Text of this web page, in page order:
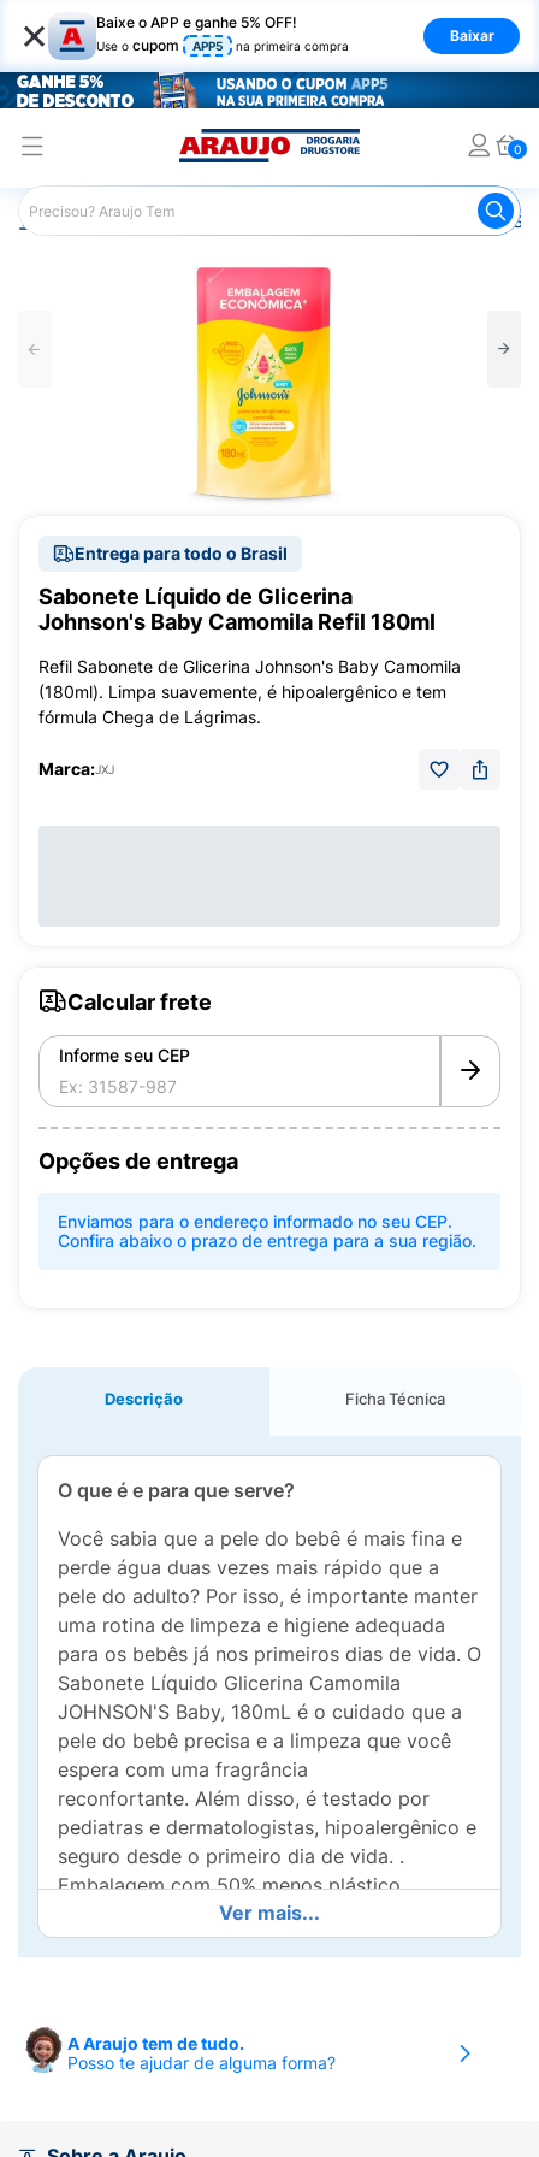
× Baixe o APP e ganhe 5% OFF!
Use o cupom APP5 na primeira compra
Baixar
0
Araujo Infantil Sabonete Infantil
Entrega para todo o Brasil
Sabonete Líquido de Glicerina
Johnson's Baby Camomila Refil 180ml
Refil Sabonete de Glicerina Johnson's Baby Camomila
(180ml). Limpa suavemente, é hipoalergênico e tem
fórmula Chega de Lágrimas.
Marca:JXJ
Calcular frete
Informe seu CEP
Opções de entrega
Enviamos para o endereço informado no seu CEP.
Confira abaixo o prazo de entrega para a sua região.
Descrição Ficha Técnica
O que é e para que serve?
Você sabia que a pele do bebê é mais fina e
perde água duas vezes mais rápido que a
pele do adulto? Por isso, é importante manter
uma rotina de limpeza e higiene adequada
para os bebês já nos primeiros dias de vida. O
Sabonete Líquido Glicerina Camomila
JOHNSON'S Baby, 180mL é o cuidado que a
pele do bebê precisa e a limpeza que você
espera com uma fragrância
reconfortante. Além disso, é testado por
pediatras e dermatologistas, hipoalergênico e
seguro desde o primeiro dia de vida. .
Embalagem com 50% menos plástico,
cuidando do seu bebê e do futuro do nosso
planeta!
Benefícios e diferenciais
Ver mais...
A Araujo tem de tudo.
Posso te ajudar de alguma forma?